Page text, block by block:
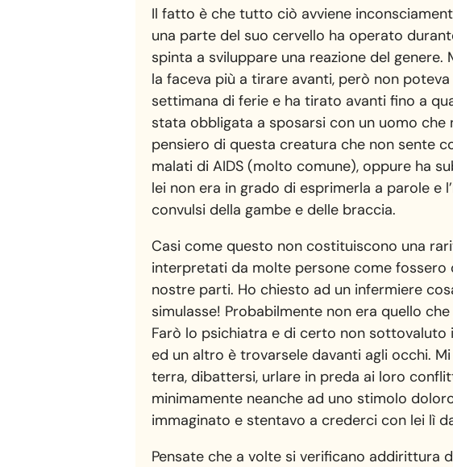
Il fatto è che tutto ciò avviene
una parte del suo cervello ha operato
spinta a sviluppare una reazione del
la faceva più a tirare avanti, però non
settimana di ferie e ha tirato avanti fino a
stata obbligata a sposarsi con un uomo
pensiero di questa creatura che non sente
malati di AIDS (molto comune), oppure ha
lei non era in grado di esprimerla a parole e
convulsi della gambe e delle braccia.
Casi come questo non costituiscono una
interpretati da molte persone come fossero
nostre parti. Ho chiesto ad un infermiere
simulasse! Probabilmente non era quello
Farò lo psichiatra e di certo non sottovaluto
ed un altro è trovarsele davanti agli occhi.
terra, dibattersi, urlare in preda ai loro
minimamente neanche ad uno stimolo
immaginato e stentavo a crederci con lei lì
Pensate che a volte si verificano addirittura